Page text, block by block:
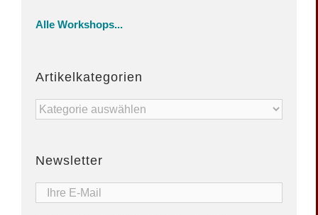
Alle Workshops...
Artikelkategorien
Artikelkategorien
Newsletter